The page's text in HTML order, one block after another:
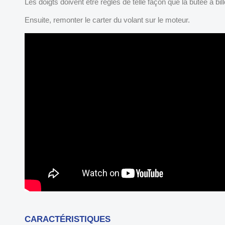
Les doigts doivent être réglés de telle façon que la butée à
Ensuite, remonter le carter du volant sur le moteur.
CARACTÉRISTIQUES